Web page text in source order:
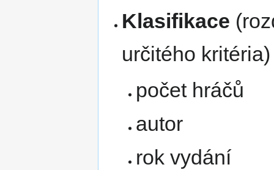
Klasifikace
určitého kritéria)
počet hráčů
autor
rok vydání